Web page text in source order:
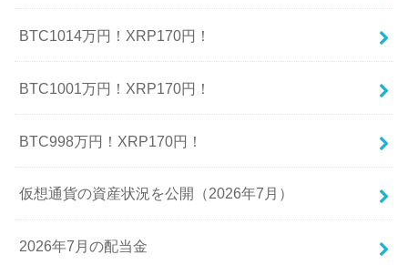
BTC1014万円！XRP170円！
BTC1001万円！XRP170円！
BTC998万円！XRP170円！
仮想通貨の資産状況を公開（2026年7月）
2026年7月の配当金